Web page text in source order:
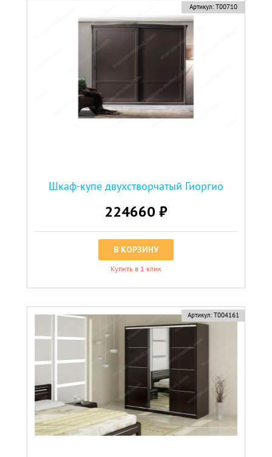
Артикул: Т00710
Шкаф-купе двухстворчатый Гиоргио
224660 ₽
В КОРЗИНУ
Купить в 1 клик
Артикул: Т004161